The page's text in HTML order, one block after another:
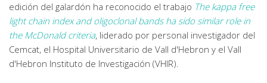
edición del galardón ha reconocido el trabajo The kappa free
light chain index and oligoclonal bands ha sido similar role in
the McDonald criteria, liderado por personal investigador del
Cemcat, el Hospital Universitario de Vall d'Hebron y el Vall
d'Hebron Instituto de Investigación (VHIR).